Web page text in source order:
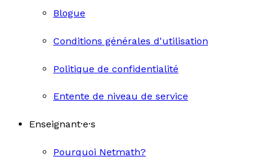
Blogue
Conditions générales d'utilisation
Politique de confidentialité
Entente de niveau de service
Enseignant·e·s
Pourquoi Netmath?